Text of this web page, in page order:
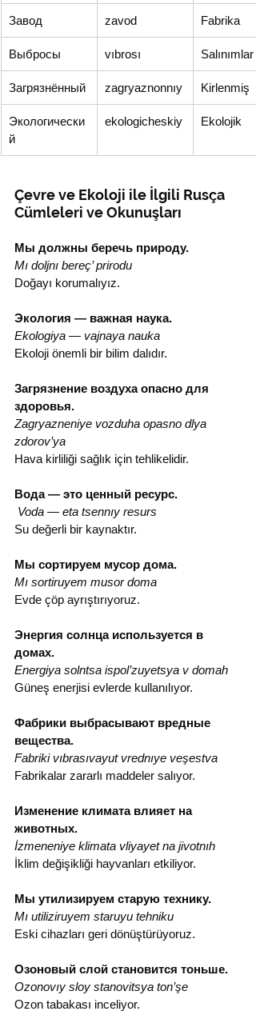
Завод zavod Fabrika
Выбросы vıbrosı Salınımlar
Загрязнённый zagryaznonnıy Kirlenmiş
Экологически
й
ekologicheskiy Ekolojik
Çevre ve Ekoloji ile İlgili Rusça
Cümleleri ve Okunuşları
Мы должны беречь природу.
Mı dolj­nı bereç’ prirodu
Doğayı korumalıyız.
Экология — важная наука.
Ekologiya — vajnaya nauka
Ekoloji önemli bir bilim dalıdır.
Загрязнение воздуха опасно для
здоровья.
Zagryazneniye vozduha opasno dlya
zdorov’ya
Hava kirliliği sağlık için tehlikelidir.
Вода — это ценный ресурс.
Voda — eta tsennıy resurs
Su değerli bir kaynaktır.
Мы сортируем мусор дома.
Mı sortiruyem musor doma
Evde çöp ayrıştırıyoruz.
Энергия солнца используется в
домах.
Energiya solntsa ispol’zuyetsya v domah
Güneş enerjisi evlerde kullanılıyor.
Фабрики выбрасывают вредные
вещества.
Fabriki vıbrasıvayut vrednıye veşestva
Fabrikalar zararlı maddeler salıyor.
Изменение климата влияет на
животных.
İzmeneniye klimata vliyayet na jivotnıh
İklim değişikliği hayvanları etkiliyor.
Мы утилизируем старую технику.
Mı utiliziruyem staruyu tehniku
Eski cihazları geri dönüştürüyoruz.
Озоновый слой становится тоньше.
Ozonovıy sloy stanovitsya ton’şe
Ozon tabakası inceliyor.